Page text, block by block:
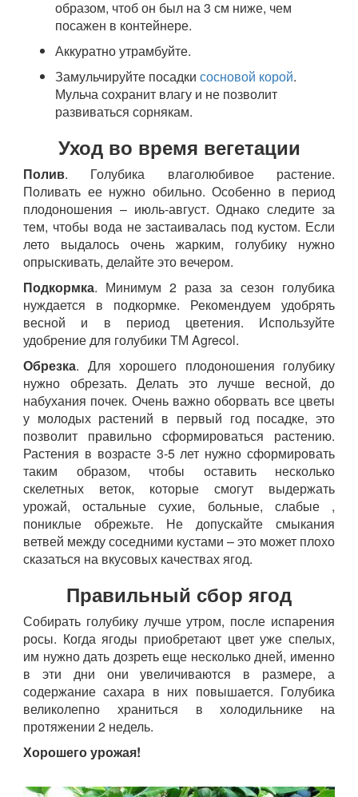
образом, чтоб он был на 3 см ниже, чем
посажен в контейнере.
Аккуратно утрамбуйте.
Замульчируйте посадки сосновой корой.
Мульча сохранит влагу и не позволит
развиваться сорнякам.
Уход во время вегетации
Полив. Голубика влаголюбивое растение.
Поливать ее нужно обильно. Особенно в период
плодоношения – июль-август. Однако следите за
тем, чтобы вода не застаивалась под кустом. Если
лето выдалось очень жарким, голубику нужно
опрыскивать, делайте это вечером.
Подкормка. Минимум 2 раза за сезон голубика
нуждается в подкормке. Рекомендуем удобрять
весной и в период цветения. Используйте
удобрение для голубики ТМ Agrecol.
Обрезка. Для хорошего плодоношения голубику
нужно обрезать. Делать это лучше весной, до
набухания почек. Очень важно оборвать все цветы
у молодых растений в первый год посадке, это
позволит правильно сформироваться растению.
Растения в возрасте 3-5 лет нужно сформировать
таким образом, чтобы оставить несколько
скелетных веток, которые смогут выдержать
урожай, остальные сухие, больные, слабые ,
пониклые обрежьте. Не допускайте смыкания
ветвей между соседними кустами – это может плохо
сказаться на вкусовых качествах ягод.
Правильный сбор ягод
Собирать голубику лучше утром, после испарения
росы. Когда ягоды приобретают цвет уже спелых,
им нужно дать дозреть еще несколько дней, именно
в эти дни они увеличиваются в размере, а
содержание сахара в них повышается. Голубика
великолепно храниться в холодильнике на
протяжении 2 недель.
Хорошего урожая!